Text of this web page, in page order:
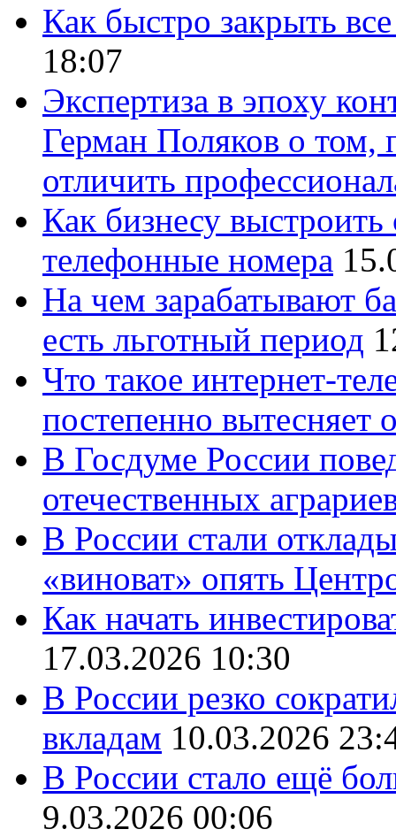
Как быстро закрыть
18:07
Экспертиза в эпоху
Герман Поляков о том,
отличить
Как бизнесу
телефонные номера
На чем зарабатывают
есть льготный период
Что такое интернет-
постепенно вытесняет
В Госдуме России
отечественных
В России стали
«виноват» опять
Как начать
17.03.2026 10:30
В России резко
вкладам 10.03.2026
В России стало ещё
9.03.2026 00:06